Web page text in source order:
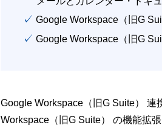
✓ Google Workspace（旧G
✓ Google Workspace（旧G
Google Workspace（旧G Suite）
Workspace（旧G Suite） の機能拡張